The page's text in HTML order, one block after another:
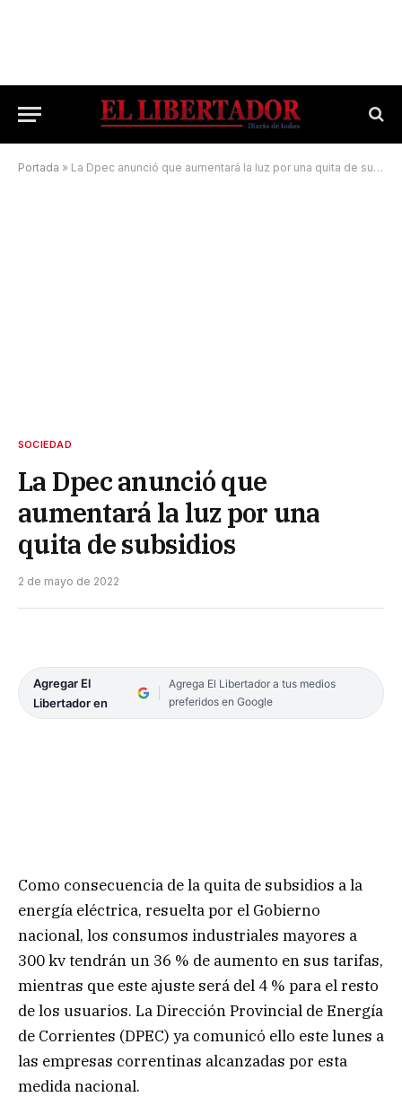
Portada » La Dpec anunció que aumentará la luz por una quita de subsidios
SOCIEDAD
La Dpec anunció que
aumentará la luz por una
quita de subsidios
2 de mayo de 2022
Agregar El
Libertador en
Agrega El Libertador a tus medios
preferidos en Google
Como consecuencia de la quita de subsidios a la
energía eléctrica, resuelta por el Gobierno
nacional, los consumos industriales mayores a
300 kv tendrán un 36 % de aumento en sus tarifas,
mientras que este ajuste será del 4 % para el resto
de los usuarios. La Dirección Provincial de Energía
de Corrientes (DPEC) ya comunicó ello este lunes a
las empresas correntinas alcanzadas por esta
medida nacional.